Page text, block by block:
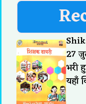
27
भरी
यहाँ